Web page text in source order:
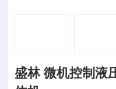
盛林 微机控制液压式混凝土抗折抗压一